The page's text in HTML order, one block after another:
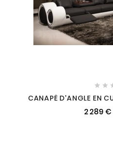
 
CANAPÉ D'ANGLE EN
PETIT EXCELIA, NOIR
2 289 €